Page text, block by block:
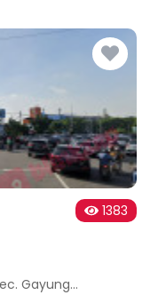
1383
Jl. Ahmad Yani No.146, Gayungan, Kec. Gayungan, Surabaya, Jawa Timur 60235, Indonesia